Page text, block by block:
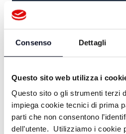
Consenso Dettagli
Questo sito web utilizza i
Questo sito o gli strumenti terzi
impiega cookie tecnici di prima
parti che non consentono
dell’utente. Utilizziamo i cookie
17:00
TG
17:30